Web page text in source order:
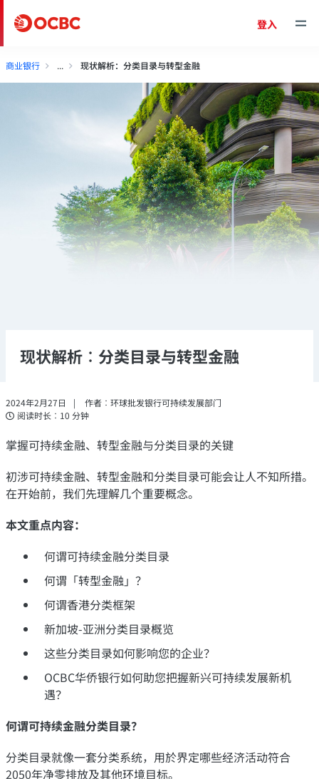
登入
商业银行 现状解析：分类目录与转型金融
现状解析︰分类目录与转型金融
2024年2月27日
作者︰环球批发银行可持续发展部门
阅读时长︰10 分钟
掌握可持续金融、转型金融与分类目录的关键
初涉可持续金融、转型金融和分类目录可能会让人不知所措。
在开始前，我们先理解几个重要概念。
本文重点内容：
何谓可持续金融分类目录
何谓「转型金融」？
何谓香港分类框架
新加坡-亚洲分类目录概览
这些分类目录如何影响您的企业？
OCBC华侨银行如何助您把握新兴可持续发展新机
遇？
何谓可持续金融分类目录？
分类目录就像一套分类系统， 用於界定哪些经济活动符合
2050年净零排放及其他环境目标。